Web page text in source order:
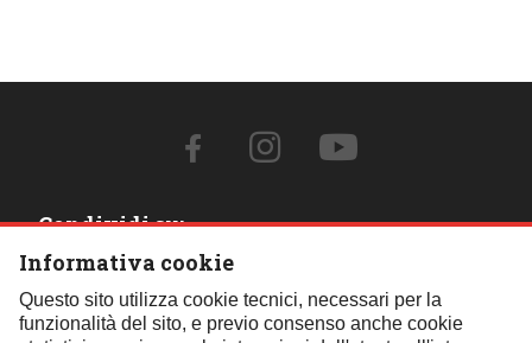
Condividi su:
Contattaci:
Tel.:059 451621- Cell.:+39 348 850 0110- Email:
Informativa cookie
Questo sito utilizza cookie tecnici, necessari per la
funzionalità del sito, e previo consenso anche cookie